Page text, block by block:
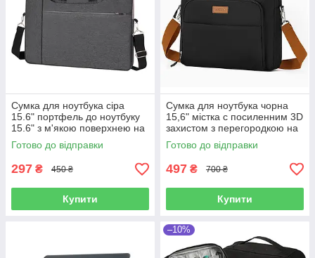
Сумка для ноутбука сіра
15.6" портфель до ноутбуку
15.6" з м'якою поверхнею на
ремені Уцінка!
Готово до відправки
297 ₴ 450 ₴
Купити
Сумка для ноутбука чорна
15,6" містка с посиленним 3D
захистом з перегородкою на
липучці, кишенями та
органайзером Уцінка!
Готово до відправки
497 ₴ 700 ₴
Купити
–10%